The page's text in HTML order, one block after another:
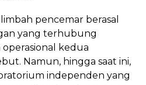
pencemar berasal
yang terhubung
kedua
Namun, hingga saat ini,
independen yang